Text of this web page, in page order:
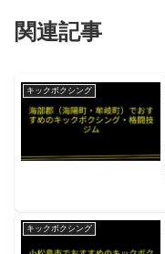
関連記事
キックボクシング
キックボクシング